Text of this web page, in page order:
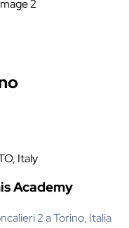
Italy
Academy
2 a Torino, Italia